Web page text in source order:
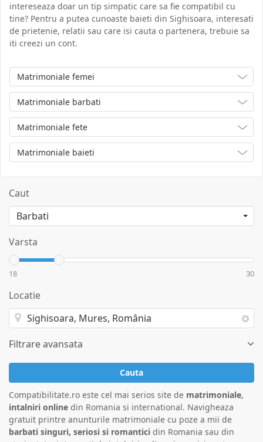
intereseaza doar un tip simpatic care sa fie compatibil cu
tine? Pentru a putea cunoaste baieti din Sighisoara, interesati
de prietenie, relatii sau care isi cauta o partenera, trebuie sa
iti creezi un cont.
Matrimoniale femei
Matrimoniale barbati
Matrimoniale fete
Matrimoniale baieti
Caut
Varsta
18 30
Locatie
Filtrare avansata
Cauta
Compatibilitate.ro este cel mai serios site de matrimoniale,
intalniri online din Romania si international. Navigheaza
gratuit printre anunturile matrimoniale cu poze a mii de
barbati singuri, seriosi si romantici din Romania sau din